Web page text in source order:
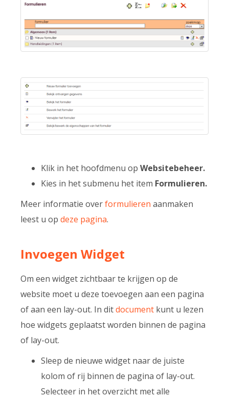
Klik in het hoofdmenu op Websitebeheer.
Kies in het submenu het item Formulieren.
Meer informatie overformulieren aanmaken
leest u op deze pagina.
Invoegen Widget
Om een widget zichtbaar te krijgen op de
website moet u deze toevoegen aan een pagina
of aan een lay-out. In ditdocument kunt u lezen
hoe widgets geplaatst worden binnen de pagina
of lay-out.
Sleep de nieuwe widget naar de juiste
kolom of rij binnen de pagina of lay-out.
Selecteer in het overzicht met alle